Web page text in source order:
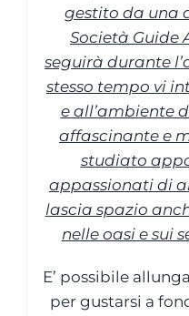
gestito da una
Società Guide
seguirà durante
stesso tempo vi
e all’ambiente
affascinante e
studiato
appassionati di
lascia spazio
nelle oasi e sui
E’ possibile
per gustarsi a